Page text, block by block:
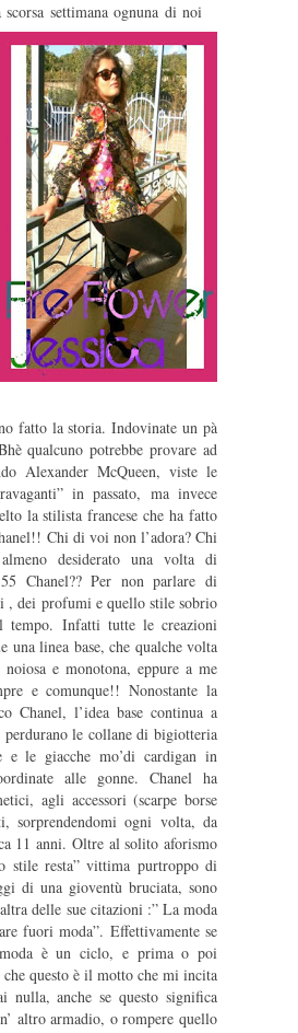
settimana ognuna di noi
fatto la storia. Indovinate un pà
qualcuno potrebbe provare ad
Alexander McQueen, viste le
in passato, ma invece
la stilista francese che ha fatto
Chi di voi non l’adora? Chi
desiderato una volta di
Chanel?? Per non parlare di
, dei profumi e quello stile sobrio
tempo. Infatti tutte le creazioni
una linea base, che qualche volta
e monotona, eppure a me
e comunque!! Nonostante la
Chanel, l’idea base continua a
perdurano le collane di bigiotteria
le giacche mo’di cardigan in
alle gonne. Chanel ha
agli accessori (scarpe borse
sorprendendomi ogni volta, da
11 anni. Oltre al solito aforismo
stile resta” vittima purtroppo di
di una gioventù bruciata, sono
delle sue citazioni :” La moda
fuori moda”. Effettivamente se
è un ciclo, e prima o poi
questo è il motto che mi incita
nulla, anche se questo significa
altro armadio, o rompere quello